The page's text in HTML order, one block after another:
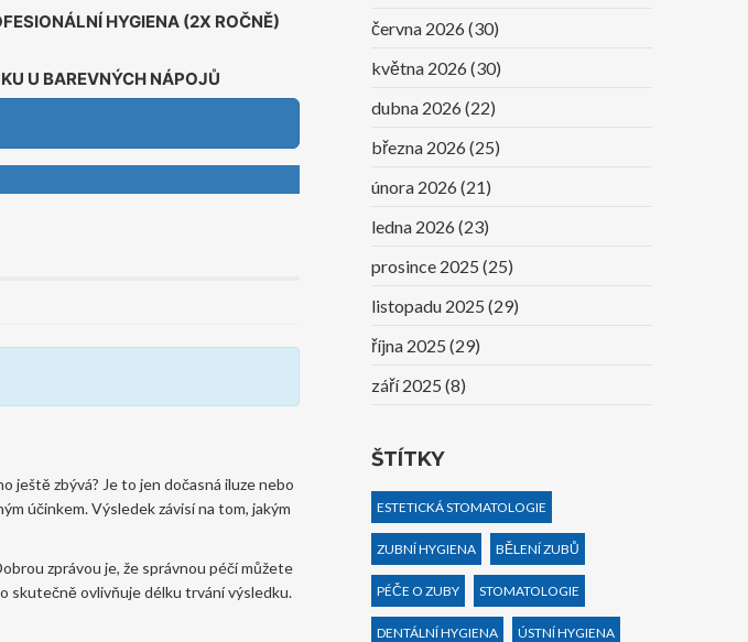
HYGIENA (2X ROČNĚ)
U BAREVNÝCH NÁPOJŮ
ještě zbývá? Je to jen dočasná iluze nebo
účinkem. Výsledek závisí na tom, jakým
zprávou je, že správnou péčí můžete
skutečně ovlivňuje délku trvání výsledku.
června 2026 (30)
května 2026 (30)
dubna 2026 (22)
března 2026 (25)
února 2026 (21)
ledna 2026 (23)
prosince 2025 (25)
listopadu 2025 (29)
října 2025 (29)
září 2025 (8)
ŠTÍTKY
ESTETICKÁ STOMATOLOGIE
ZUBNÍ HYGIENA BĚLENÍ ZUBŮ
PÉČE O ZUBY STOMATOLOGIE
DENTÁLNÍ HYGIENA ÚSTNÍ HYGIENA